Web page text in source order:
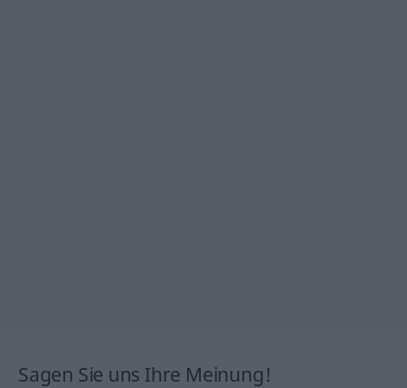
Sagen Sie uns Ihre Meinung!